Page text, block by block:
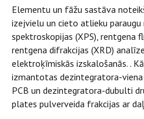
Elementu un fāžu sastāva
izejvielu un cieto atlieku
spektroskopijas (XPS), rentgena
rentgena difrakcijas (XRD)
elektroķīmiskās izskalošanās. .
izmantotas dezintegratora-
PCB un dezintegratora-dubulti
plates pulverveida frakcijas ar